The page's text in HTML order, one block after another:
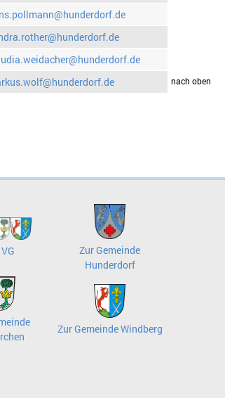
drucken nach oben
Zur Gemeinde
Hunderdorf
Zur Gemeinde Windberg